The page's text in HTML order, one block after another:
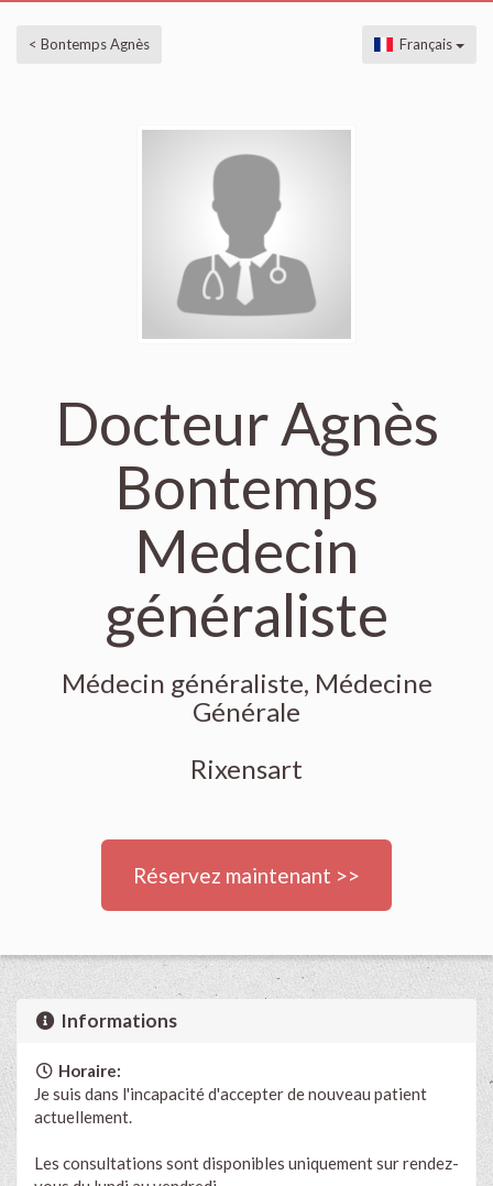
< Bontemps Agnès Français
Docteur Agnès
Bontemps
Medecin
généraliste
Médecin généraliste, Médecine
Générale
Rixensart
Réservez maintenant >>
Informations
Horaire:
Je suis dans l'incapacité d'accepter de nouveau patient
actuellement.
Les consultations sont disponibles uniquement sur rendez-